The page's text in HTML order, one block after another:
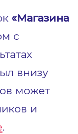
«Магазина
с
внизу
может
и
.